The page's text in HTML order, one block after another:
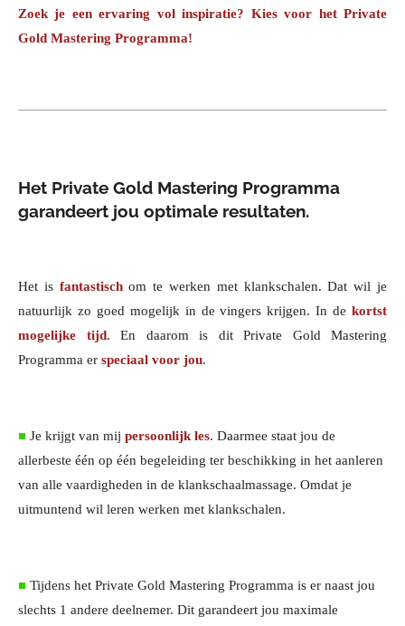
Zoek je een ervaring vol inspiratie? Kies voor het Private
Gold Mastering Programma!
Het Private Gold Mastering Programma
garandeert jou optimale resultaten.
Het is fantastischom te werken met klankschalen. Dat wil je
natuurlijk zo goed mogelijk in de vingers krijgen. In de kortst
mogelijke tijd. En daarom is dit Private Gold Mastering
Programma er speciaal voor jou.
■ Je krijgt van mij persoonlijk les. Daarmee staat jou de
allerbeste één op één begeleiding ter beschikking in het aanleren
van alle vaardigheden in de klankschaalmassage. Omdat je
uitmuntend wil leren werken met klankschalen.
■ Tijdens het Private Gold Mastering Programma is er naast jou
slechts 1 andere deelnemer. Dit garandeert jou maximale